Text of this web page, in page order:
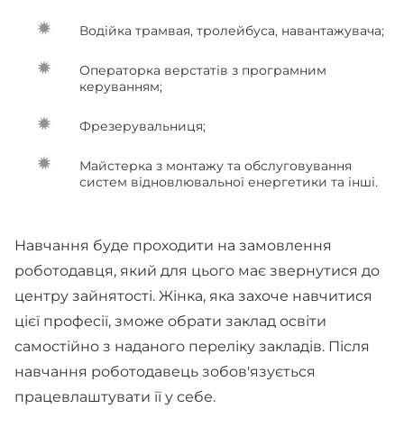
Водійка трамвая, тролейбуса, навантажувача;
Операторка верстатів з програмним
керуванням;
Фрезерувальниця;
Майстерка з монтажу та обслуговування
систем відновлювальної енергетики та інші.
Навчання буде проходити на замовлення
роботодавця, який для цього має звернутися до
центру зайнятості. Жінка, яка захоче навчитися
цієї професії, зможе обрати заклад освіти
самостійно з наданого переліку закладів. Після
навчання роботодавець зобов'язується
працевлаштувати її у себе.